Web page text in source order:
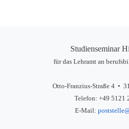
Studienseminar
für das Lehramt an
Otto-Franzius-Straße 4 •
Telefon: +49 5121
E-Mail: